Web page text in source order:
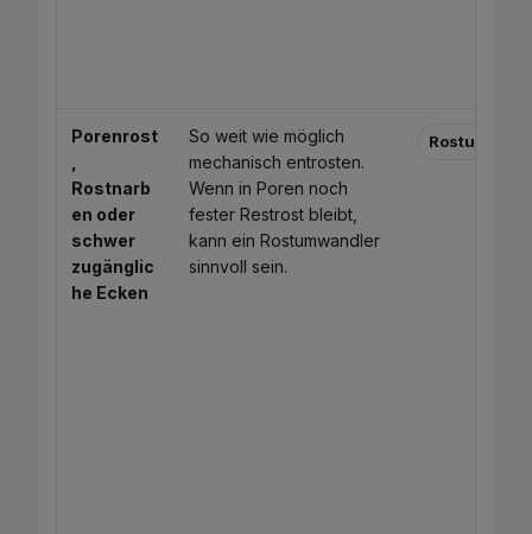
Porenrost
Rostnarb
en oder
schwer
zugänglic
he Ecken
So weit wie möglich
mechanisch entrosten.
Wenn in Poren noch
fester Restrost bleibt,
kann ein Rostumwandler
sinnvoll sein.